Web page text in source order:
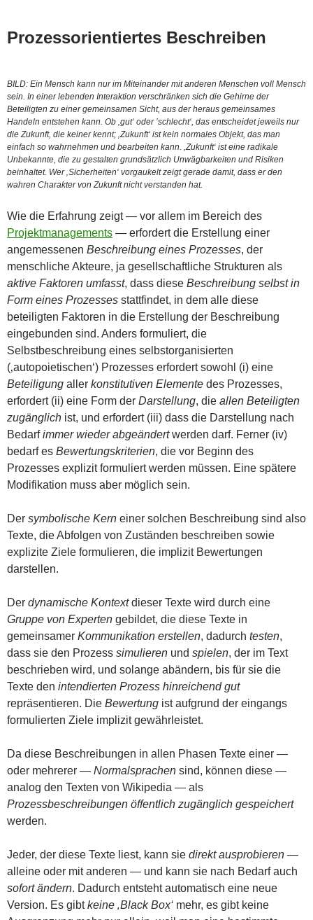
Prozessorientiertes Beschreiben
BILD: Ein Mensch kann nur im Miteinander mit anderen Menschen voll Mensch
sein. In einer lebenden Interaktion verschränken sich die Gehirne der
Beteiligten zu einer gemeinsamen Sicht, aus der heraus gemeinsames
Handeln entstehen kann. Ob ‚gut‘ oder ’schlecht‘, das entscheidet jeweils nur
die Zukunft, die keiner kennt; ‚Zukunft‘ ist kein normales Objekt, das man
einfach so wahrnehmen und bearbeiten kann. ‚Zukunft‘ ist eine radikale
Unbekannte, die zu gestalten grundsätzlich Unwägbarkeiten und Risiken
beinhaltet. Wer ‚Sicherheiten‘ vorgaukelt zeigt gerade damit, dass er den
wahren Charakter von Zukunft nicht verstanden hat.
Wie die Erfahrung zeigt — vor allem im Bereich des
Projektmanagements — erfordert die Erstellung einer
angemessenen Beschreibung eines Prozesses, der
menschliche Akteure, ja gesellschaftliche Strukturen als
aktive Faktoren umfasst, dass diese Beschreibung selbst in
Form eines Prozesses stattfindet, in dem alle diese
beteiligten Faktoren in die Erstellung der Beschreibung
eingebunden sind. Anders formuliert, die
Selbstbeschreibung eines selbstorganisierten
(‚autopoietischen‘) Prozesses erfordert sowohl (i) eine
Beteiligung aller konstitutiven Elemente des Prozesses,
erfordert (ii) eine Form der Darstellung, die allen Beteiligten
zugänglich ist, und erfordert (iii) dass die Darstellung nach
Bedarfimmer wieder abgeändertwerden darf. Ferner (iv)
bedarf es Bewertungskriterien, die vor Beginn des
Prozesses explizit formuliert werden müssen. Eine spätere
Modifikation muss aber möglich sein.
Der symbolische Kern einer solchen Beschreibung sind also
Texte, die Abfolgen von Zuständen beschreiben sowie
explizite Ziele formulieren, die implizit Bewertungen
darstellen.
Der dynamische Kontextdieser Texte wird durch eine
Gruppe von Experten gebildet, die diese Texte in
gemeinsamer Kommunikation erstellen, dadurch testen,
dass sie den Prozess simulieren und spielen, der im Text
beschrieben wird, und solange abändern, bis für sie die
Texte den intendierten Prozess hinreichend gut
repräsentieren. Die Bewertung ist aufgrund der eingangs
formulierten Ziele implizit gewährleistet.
Da diese Beschreibungen in allen Phasen Texte einer —
oder mehrerer — Normalsprachen sind, können diese —
analog den Texten von Wikipedia — als
Prozessbeschreibungen öffentlich zugänglich gespeichert
werden.
Jeder, der diese Texte liest, kann sie direkt ausprobieren —
alleine oder mit anderen — und kann sie nach Bedarf auch
sofort ändern. Dadurch entsteht automatisch eine neue
Version. Es gibtkeine ‚Black Box‘ mehr, es gibt keine